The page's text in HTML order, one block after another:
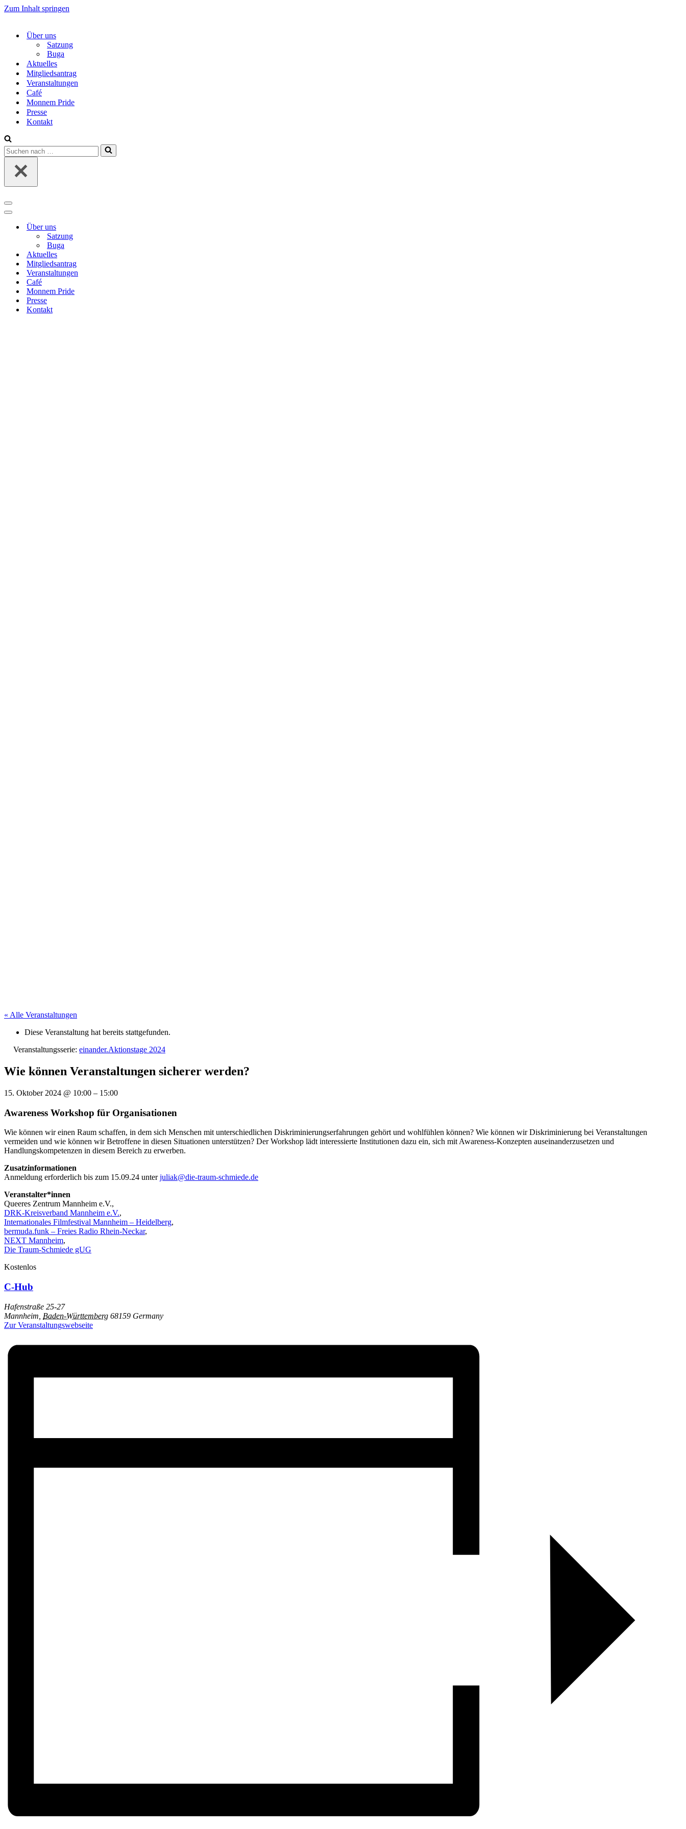
Zum Inhalt springen
Über uns
Satzung
Buga
Aktuelles
Mitgliedsantrag
Veranstaltungen
Café
Monnem Pride
Presse
Kontakt
Suchen
nach …
Navigations-
Menü
Navigations-
Über uns
Satzung
Buga
Aktuelles
Mitgliedsantrag
Veranstaltungen
Café
Monnem Pride
Presse
Kontakt
« Alle Veranstaltungen
Diese Veranstaltung hat bereits stattgefunden.
Veranstaltungsserie: einander.Aktionstage 2024
Wie können Veranstaltungen sicherer werden?
15. Oktober 2024 @ 10:00 – 15:00
Awareness Workshop für Organisationen
Wie können wir einen Raum schaffen, in dem sich Menschen mit unterschiedlichen Diskriminierungserfahrungen gehört und wohlfühlen können? Wie können wir Diskriminierung bei Veranstaltungen
vermeiden und wie können wir Betroffene in diesen Situationen unterstützen? Der Workshop lädt interessierte Institutionen dazu ein, sich mit Awareness-Konzepten auseinanderzusetzen und
Handlungskompetenzen in diesem Bereich zu erwerben.
Zusatzinformationen
Anmeldung erforderlich bis zum 15.09.24 unterjuliak@die-traum-schmiede.de
Veranstalter*innen
Queeres Zentrum Mannheim e.V.,
DRK-Kreisverband Mannheim e.V.,
Internationales Filmfestival Mannheim – Heidelberg,
bermuda.funk – Freies Radio Rhein-Neckar,
NEXT Mannheim,
Die Traum-Schmiede gUG
Kostenlos
C-Hub
Hafenstraße 25-27
Mannheim Baden-Württemberg 68159 Germany
Zur Veranstaltungswebseite